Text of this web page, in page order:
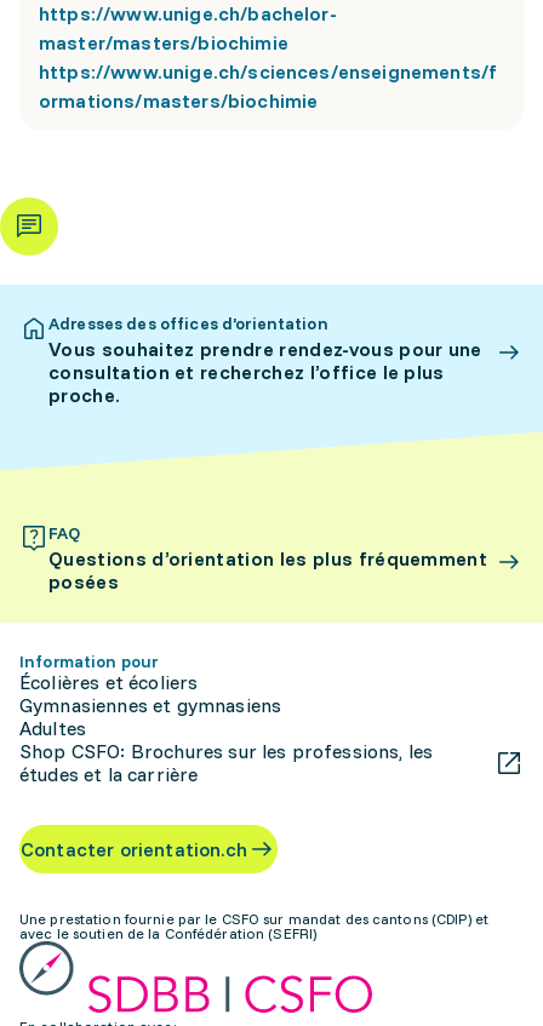
https://www.unige.ch/bachelor-
master/masters/biochimie
https://www.unige.ch/sciences/enseignements/f
ormations/masters/biochimie
Adresses des offices d’orientation
Vous souhaitez prendre rendez-vous pour une
consultation et recherchez l’office le plus
proche.
FAQ
Questions d’orientation les plus fréquemment
posées
Information pour
Écolières et écoliers
Gymnasiennes et gymnasiens
Adultes
Shop CSFO: Brochures sur les professions, les
études et la carrière
Contacter orientation.ch
Une prestation fournie par le CSFO sur mandat des cantons (CDIP) et
avec le soutien de la Confédération (SEFRI)